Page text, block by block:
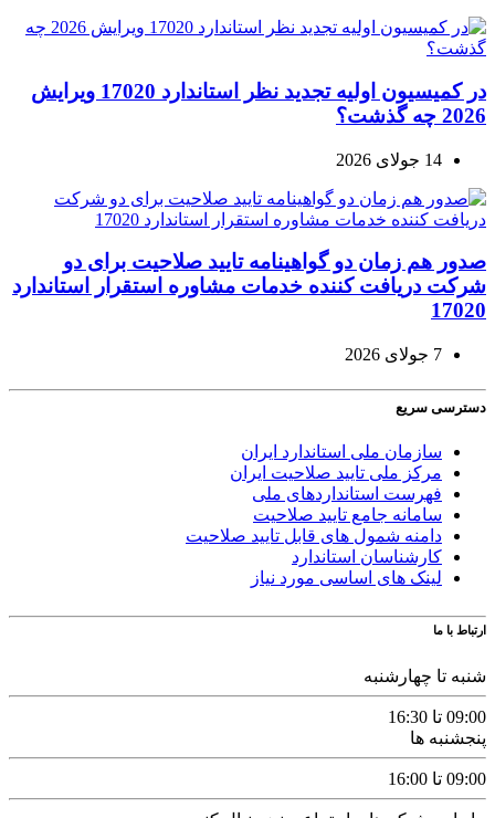
در کمیسیون اولیه تجدید نظر استاندارد 17020 ویرایش
2026 چه گذشت؟
14 جولای 2026
صدور هم زمان دو گواهینامه تایید صلاحیت برای دو
شرکت دریافت کننده خدمات مشاوره استقرار استاندارد
17020
7 جولای 2026
دسترسی سریع
سازمان ملی استاندارد ایران
مرکز ملی تایید صلاحیت ایران
فهرست استانداردهای ملی
سامانه جامع تایید صلاحیت
دامنه شمول های قابل تایید صلاحیت
کارشناسان استاندارد
لینک های اساسی مورد نیاز
ارتباط با ما
شنبه تا چهارشنبه
09:00 تا 16:30
پنجشنبه ها
09:00 تا 16:00